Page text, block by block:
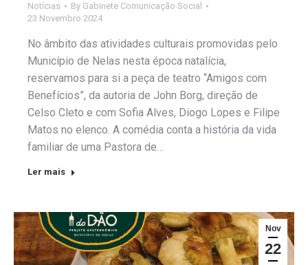
Notícias By Gabinete Comunicação Social
23 Novembro 2024
No âmbito das atividades culturais promovidas pelo
Município de Nelas nesta época natalícia,
reservamos para si a peça de teatro “Amigos com
Benefícios”, da autoria de John Borg, direção de
Celso Cleto e com Sofia Alves, Diogo Lopes e Filipe
Matos no elenco. A comédia conta a história da vida
familiar de uma Pastora de…
Ler mais
Nov
22